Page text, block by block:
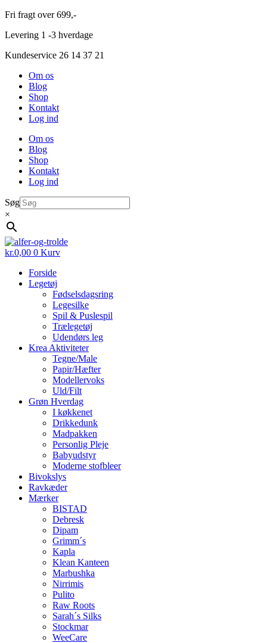
Videre
indhold
Fri fragt over 699,-
Levering 1 -3 hverdage
Kundeservice 26 14 37 21
Om os
Blog
Shop
Kontakt
Log ind
Om os
Blog
Shop
Kontakt
Log ind
Søg
×
kr.0,00 0 Kurv
Forside
Legetøj
Fødselsdagsring
Legesilke
Spil & Puslespil
Trælegetøj
Udendørs leg
Krea Aktiviteter
Tegne/Male
Papir/Hæfter
Modellervoks
Uld/Filt
Grøn Hverdag
I køkkenet
Drikkedunk
Madpakken
Personlig Pleje
Babyudstyr
Moderne stofbleer
Bivokslys
Ravkæder
Mærker
BISTAD
Debresk
Dipam
Grimm´s
Kapla
Klean Kanteen
Marbushka
Nirrimis
Pulito
Raw Roots
Sarah´s Silks
Stockmar
WeeCare